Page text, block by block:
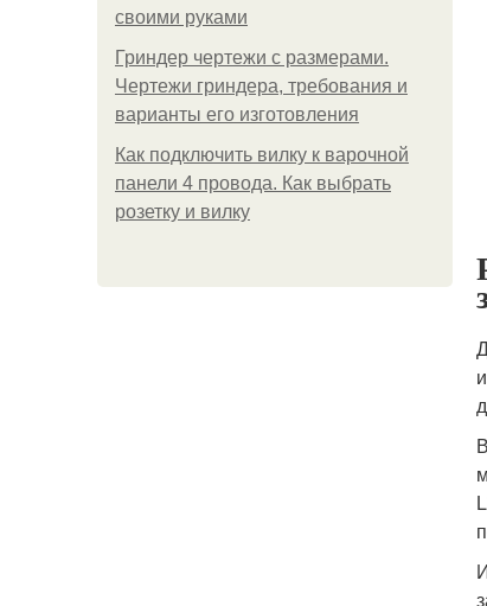
своими руками
Гриндер чертежи с размерами.
Чертежи гриндера, требования и
варианты его изготовления
Как подключить вилку к варочной
панели 4 провода. Как выбрать
розетку и вилку